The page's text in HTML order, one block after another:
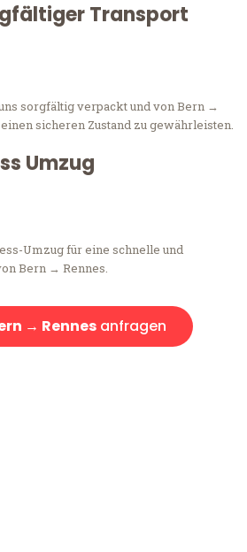
Transport
sorgfältig verpackt und von Bern →
sicheren Zustand zu gewährleisten.
Umzug
Umzug für eine schnelle und
Bern → Rennes.
→ Rennes anfragen